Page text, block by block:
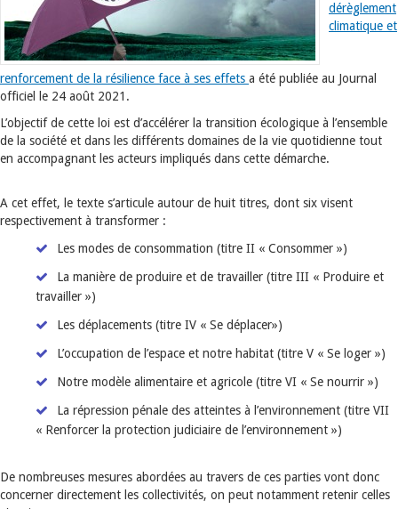
dérèglement
climatique et
renforcement de la résilience face à ses effets a été publiée au Journal
officiel le 24 août 2021.
L’objectif de cette loi est d’accélérer la transition écologique à l’ensemble
de la société et dans les différents domaines de la vie quotidienne tout
en accompagnant les acteurs impliqués dans cette démarche.
A cet effet, le texte s’articule autour de huit titres, dont six visent
respectivement à transformer :
Les modes de consommation (titre II « Consommer »)
La manière de produire et de travailler (titre III « Produire et
travailler »)
Les déplacements (titre IV « Se déplacer»)
L’occupation de l’espace et notre habitat (titre V « Se loger »)
Notre modèle alimentaire et agricole (titre VI « Se nourrir »)
La répression pénale des atteintes à l’environnement (titre VII
« Renforcer la protection judiciaire de l’environnement »)
De nombreuses mesures abordées au travers de ces parties vont donc
concerner directement les collectivités, on peut notamment retenir celles